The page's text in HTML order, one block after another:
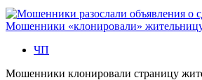
Мошенники «клонировали»
ЧП
Мошенники клонировали страницу